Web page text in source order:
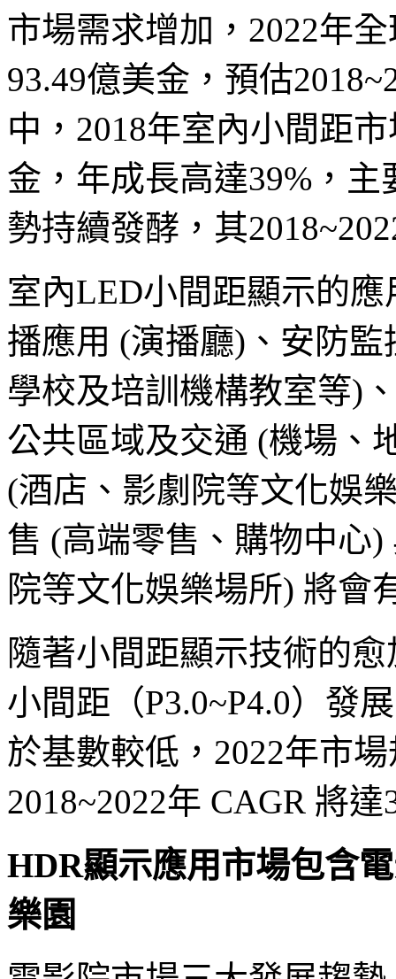
市場需求增加，2022年
93.49億美金，預估
中，2018年室內小間距
金，年成長高達39%，
勢持續發酵，其
室內LED小間距顯示的
播應用 (演播廳)、安防
學校及培訓機構教室等)
公共區域及交通 (機場、
(酒店、影劇院等文化娛
售 (高端零售、購物中心
院等文化娛樂場所) 將會
隨著小間距顯示技術的
小間距（P3.0~P4.0）發
於基數較低，2022年市
2018~2022年 CAGR 將達
HDR顯示應用市場包含
樂園